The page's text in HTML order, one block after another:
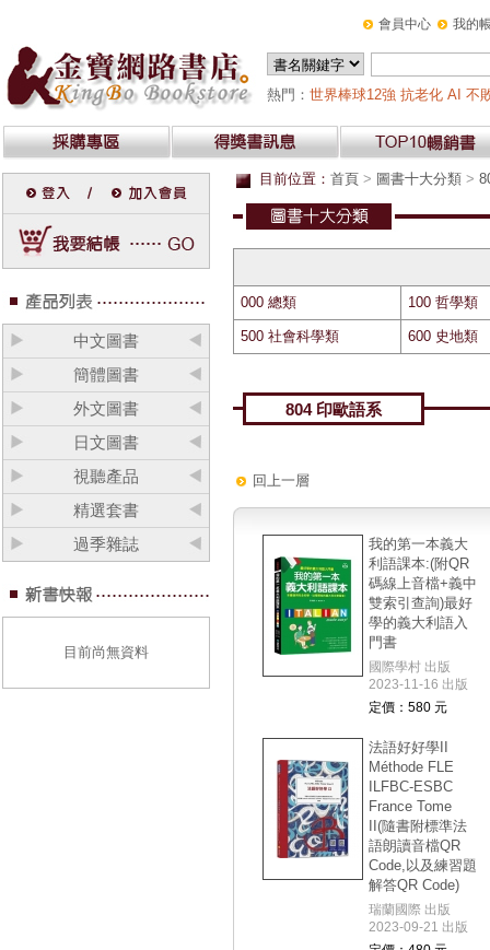
會員中心 我的
熱門： 世界棒球12強 抗老化 AI 不
中文圖書
簡體圖書
外文圖書
日文圖書
視聽產品
精選套書
過季雜誌
目前尚無資料
目前位置： 首頁 > 圖書十大分類 >
000 總類 100 哲學類
500 社會科學類 600 史地類
804 印歐語系
回上一層
我的第一本義大
利語課本:(附QR
碼線上音檔+義中
雙索引查詢)最好
學的義大利語入
門書
國際學村 出版
2023-11-16 出版
定價：580 元
法語好好學II
Méthode FLE
ILFBC-ESBC
France Tome
II(隨書附標準法
語朗讀音檔QR
Code,以及練習題
解答QR Code)
瑞蘭國際 出版
2023-09-21 出版